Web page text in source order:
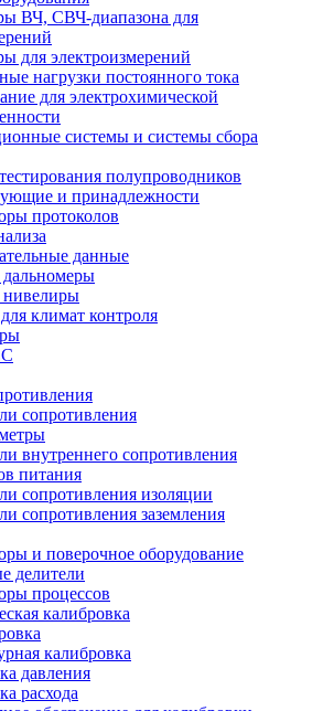
ВЧ, СВЧ-диапазона для
для электроизмерений
нагрузки постоянного тока
для электрохимической
системы и системы сбора
полупроводников
и принадлежности
протоколов
данные
нивелиры
климат контроля
сопротивления
внутреннего сопротивления
питания
сопротивления изоляции
сопротивления заземления
и поверочное оборудование
делители
процессов
калибровка
калибровка
давления
расхода